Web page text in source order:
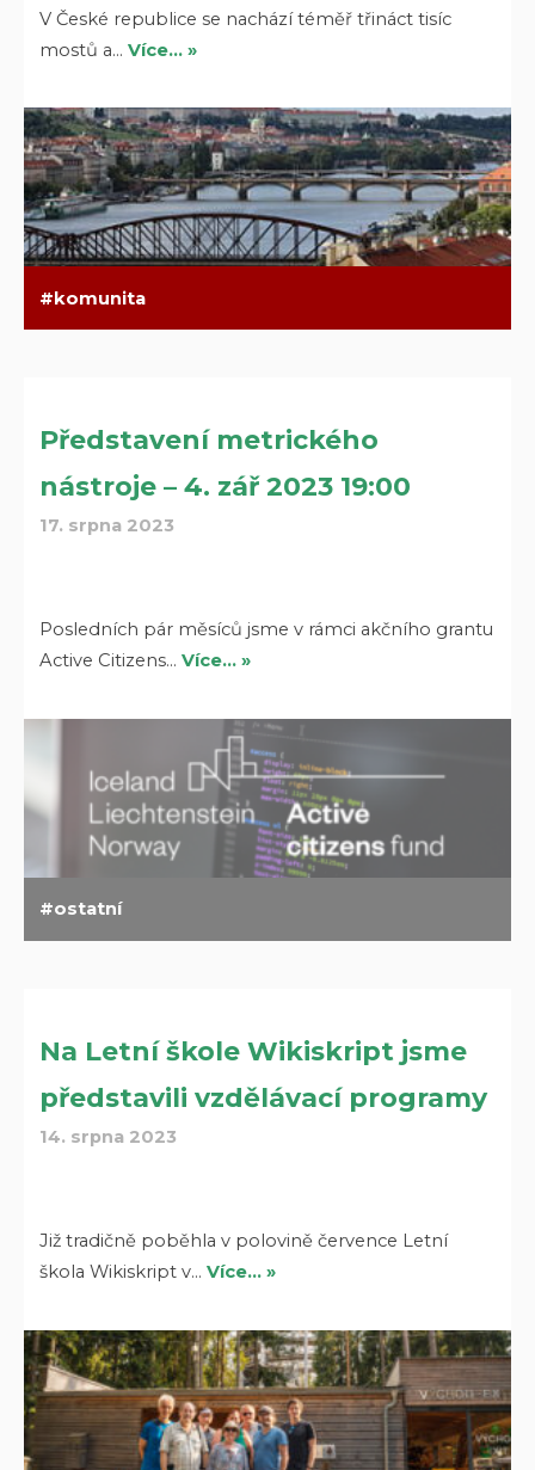
V České republice se nachází téměř třináct tisíc
mostů a…Více… »
komunita
Představení metrického
nástroje – 4. zář 2023 19:00
17. srpna 2023
Posledních pár měsíců jsme v rámci akčního grantu
Active Citizens…Více… »
ostatní
Na Letní škole Wikiskript jsme
představili vzdělávací programy
14. srpna 2023
Již tradičně poběhla v polovině července Letní
škola Wikiskript v…Více… »